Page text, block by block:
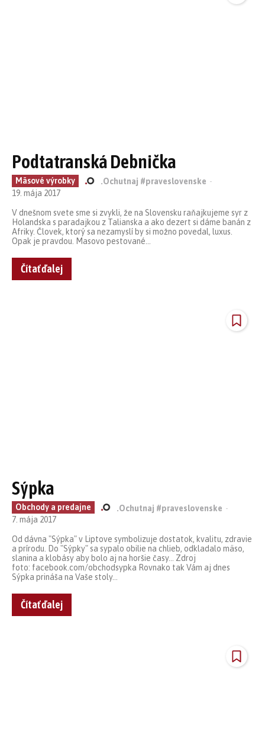
Podtatranská Debnička
Mäsové výrobky .Ochutnaj #praveslovenske -
19. mája 2017
V dnešnom svete sme si zvykli, že na Slovensku raňajkujeme syr z
Holandska s paradajkou z Talianska a ako dezert si dáme banán z
Afriky. Človek, ktorý sa nezamyslí by si možno povedal, luxus.
Opak je pravdou. Masovo pestované...
Čítať ďalej
Sýpka
Obchody a predajne .Ochutnaj #praveslovenske -
7. mája 2017
Od dávna "Sýpka" v Liptove symbolizuje dostatok, kvalitu, zdravie
a prírodu. Do "Sýpky" sa sypalo obilie na chlieb, odkladalo mäso,
slanina a klobásy aby bolo aj na horšie časy... Zdroj
foto: facebook.com/obchodsypka Rovnako tak Vám aj dnes
Sýpka prináša na Vaše stoly...
Čítať ďalej